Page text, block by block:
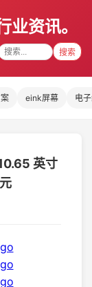
资讯。
搜索
eink屏幕 电
英寸